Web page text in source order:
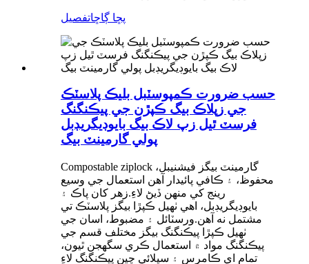
پڇا ڳاڇاتفصيل
حسب ضرورت ڪمپوسٽبل بليڪ پلاسٽڪ
جي زپلاڪ بيگ ڪپڙن جي پيڪنگنگ
فرسٽ ٿيل زپ لاڪ بيگ بايوڊيگريڊبل
پولي گارمينٽ بيگ
Compostable ziplock گارمينٽ بيگز فيشنيبل،
محفوظ، ۽ ڪافي پائيدار آهن استعمال جي وسيع
رينج کي منهن ڏيڻ لاءِ.زهر کان پاڪ ۽
بايوڊيگريڊبل، اهي ٺهيل ڪپڙا بيگز پلاسٽڪ تي
مشتمل نه آهن.ورسٽائل ۽ مضبوط، اسان جي
ٺهيل ڪپڙا پيڪنگنگ بيگز مختلف قسم جي
پيڪنگنگ مواد ۾ استعمال ڪري سگھجن ٿيون،
تمام اي ڪامرس ۽ سپلائي چين پيڪنگنگ لاءِ